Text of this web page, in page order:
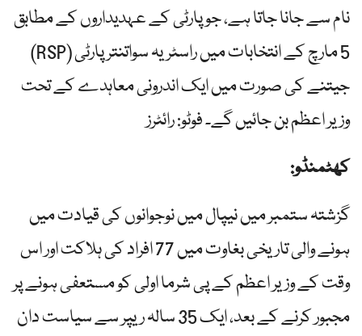
نام سے جانا جاتا ہے، جو پارٹی کے عہدیداروں کے مطابق
5 مارچ کے انتخابات میں راسٹریہ سواتنتر پارٹی (RSP)
جیتنے کی صورت میں ایک اندرونی معاہدے کے تحت
وزیر اعظم بن جائیں گے۔ فوٹو: رائٹرز
کھٹمنڈو:
گزشتہ ستمبر میں نیپال میں نوجوانوں کی قیادت میں
ہونے والی تاریخی بغاوت میں 77 افراد کی ہلاکت اور اس
وقت کے وزیر اعظم کے پی شرما اولی کو مستعفی ہونے پر
مجبور کرنے کے بعد، ایک 35 سالہ ریپر سے سیاست دان